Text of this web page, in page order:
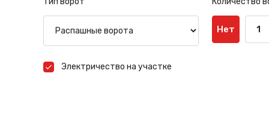
Нет 1
Электричество на участке